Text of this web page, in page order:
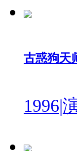
古惑狗天
1996|